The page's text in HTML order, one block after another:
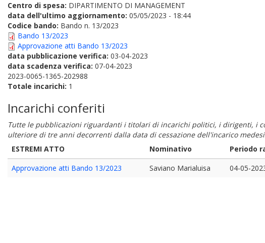
Centro di spesa: DIPARTIMENTO DI MANAGEMENT
data dell'ultimo aggiornamento: 05/05/2023 - 18:44
Codice bando: Bando n. 13/2023
Bando 13/2023
Approvazione atti Bando 13/2023
data pubblicazione verifica: 03-04-2023
data scadenza verifica: 07-04-2023
2023-0065-1365-202988
Totale incarichi: 1
Incarichi conferiti
Tutte le pubblicazioni riguardanti i titolari di incarichi politici, i dirigenti, i
ulteriore di tre anni decorrenti dalla data di cessazione dell'incarico
ESTREMI ATTO
Nominativo Periodo
Approvazione atti Bando 13/2023
Saviano Marialuisa 04-05-